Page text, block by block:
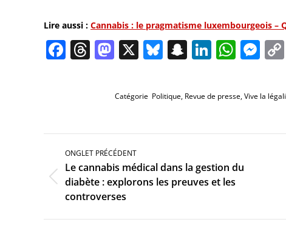
Lire aussi : Cannabis : le pragmatisme luxembourgeois –
Facebook
Threads
Mastodon
X Bluesky
Snapchat
Catégorie Politique, Revue de presse,Vive la
Navigation
commentaire
ONGLET PRÉCÉDENT
Onglet
précédent
Le cannabis médical dans la gestion du
diabète : explorons les preuves et les
controverses